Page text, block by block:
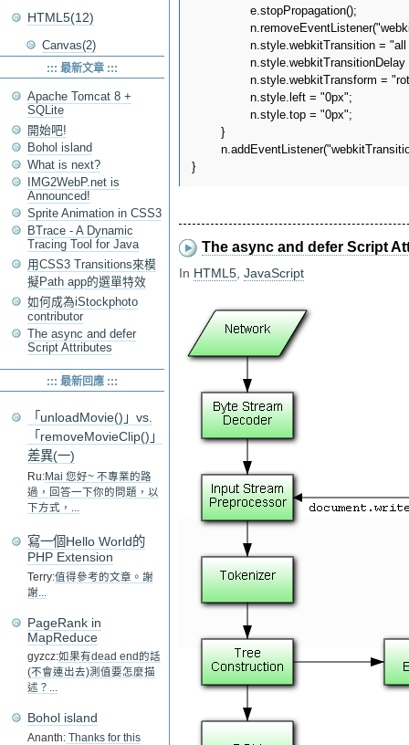
}
The async and defer Script
In HTML5 JavaScript
HTML5(12)
Canvas(2)
::: 最新文章 :::
Apache Tomcat 8 +
SQLite
開始吧!
Bohol island
What is next?
IMG2WebP.net is
Announced!
Sprite Animation in CSS3
BTrace - A Dynamic
Tracing Tool for Java
用CSS3 Transitions來模
擬Path app的選單特效
如何成為iStockphoto
contributor
The async and defer
Script Attributes
::: 最新回應 :::
「unloadMovie()」vs.
「removeMovieClip()」
差異(一)
Ru:Mai 您好~ 不專業的路
過，回答一下你的問題，以
下方式，...
寫一個Hello World的
PHP Extension
Terry:值得參考的文章。謝
謝...
PageRank in
MapReduce
gyzcz:如果有dead end的話
(不會連出去)測值要怎麼描
述？...
Bohol island
Ananth: Thanks for this